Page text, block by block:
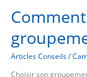
Articles Conseils/
Choisir son